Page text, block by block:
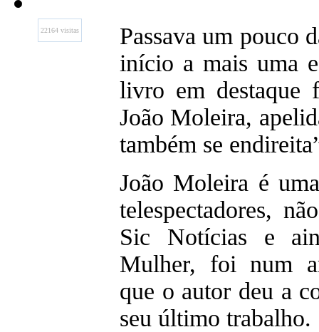
22164 visitas
Passava um pouco
início a mais uma
livro em
João Moleira,
também se
João Moleira é
telespectadores,
Sic Notícias e
Mulher, foi num
que o autor deu a
seu último trabalho.